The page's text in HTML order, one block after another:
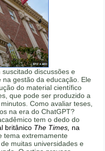
discussões e
gestão da educação. Ele
do material científico
que pode ser produzido a
Como avaliar teses,
na era do ChatGPT?
tem o dedo do
britânico The Times, na
tema extremamente
muitas universidades e